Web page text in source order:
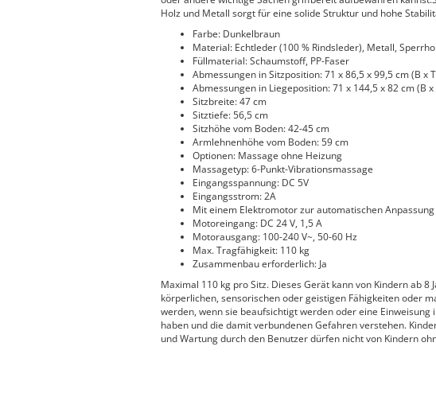
Holz und Metall sorgt für eine solide Struktur und hohe
Farbe: Dunkelbraun
Material: Echtleder (100 % Rindsleder), Metall,
Füllmaterial: Schaumstoff, PP-Faser
Abmessungen in Sitzposition: 71 x 86,5 x 99,5 cm (B x
Abmessungen in Liegeposition: 71 x 144,5 x 82 cm (B x
Sitzbreite: 47 cm
Sitztiefe: 56,5 cm
Sitzhöhe vom Boden: 42-45 cm
Armlehnenhöhe vom Boden: 59 cm
Optionen: Massage ohne Heizung
Massagetyp: 6-Punkt-Vibrationsmassage
Eingangsspannung: DC 5V
Eingangsstrom: 2A
Mit einem Elektromotor zur automatischen
Motoreingang: DC 24 V, 1,5 A
Motorausgang: 100-240 V~, 50-60 Hz
Max. Tragfähigkeit: 110 kg
Zusammenbau erforderlich: Ja
Maximal 110 kg pro Sitz. Dieses Gerät kann von Kindern ab
körperlichen, sensorischen oder geistigen Fähigkeiten oder
werden, wenn sie beaufsichtigt werden oder eine
haben und die damit verbundenen Gefahren verstehen.
und Wartung durch den Benutzer dürfen nicht von Kindern